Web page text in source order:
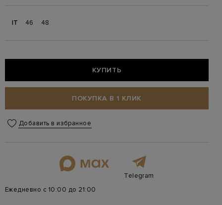
IT 46 48
КУПИТЬ
ПОКУПКА В 1 КЛИК
Добавить в избранное
Telegram
Ежедневно с 10:00 до 21:00